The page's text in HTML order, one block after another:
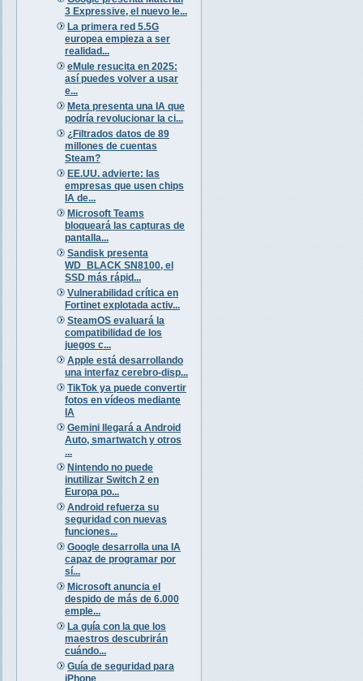
3 Expressive, el nuevo le...
La primera red 5.5G
europea empieza a ser
realidad...
eMule resucita en 2025:
así puedes volver a usar
e...
Meta presenta una IA que
podría revolucionar la ci...
¿Filtrados datos de 89
millones de cuentas
Steam?
EE.UU. advierte: las
empresas que usen chips
IA de...
Microsoft Teams
bloqueará las capturas de
pantalla...
Sandisk presenta
WD_BLACK SN8100, el
SSD más rápid...
Vulnerabilidad crítica en
Fortinet explotada activ...
SteamOS evaluará la
compatibilidad de los
juegos c...
Apple está desarrollando
una interfaz cerebro-disp...
TikTok ya puede convertir
fotos en vídeos mediante
IA
Gemini llegará a Android
Auto, smartwatch y otros
...
Nintendo no puede
inutilizar Switch 2 en
Europa po...
Android refuerza su
seguridad con nuevas
funciones...
Google desarrolla una IA
capaz de programar por
sí...
Microsoft anuncia el
despido de más de 6.000
emple...
La guía con la que los
maestros descubrirán
cuándo...
Guía de seguridad para
iPhone